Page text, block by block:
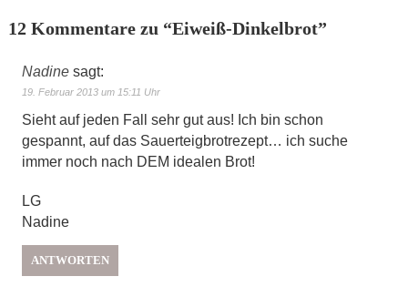
12 Kommentare zu “Eiweiß-Dinkelbrot”
Nadine sagt:
19. Februar 2013 um 15:11 Uhr
Sieht auf jeden Fall sehr gut aus! Ich bin schon
gespannt, auf das Sauerteigbrotrezept… ich suche
immer noch nach DEM idealen Brot!
LG
Nadine
ANTWORTEN